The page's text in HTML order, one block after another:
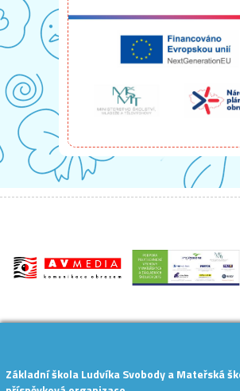
Základní škola Ludvíka Svobody a Mateřská